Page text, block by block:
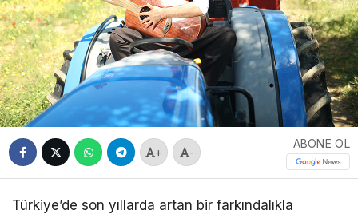
+ -
ABONE OL
Türkiye’de son yıllarda artan bir farkındalıkla